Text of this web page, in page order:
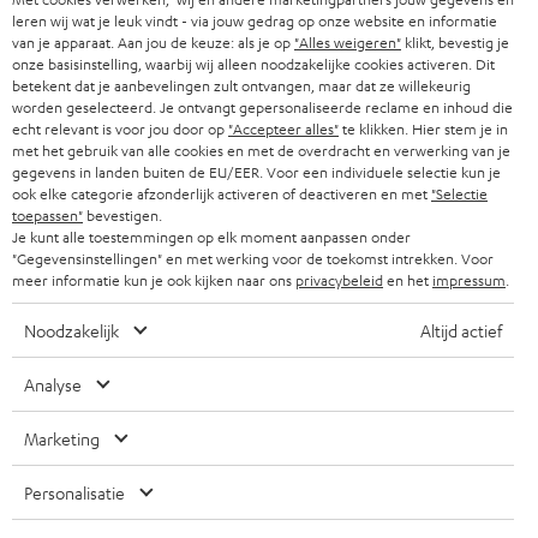
r
i
e
f
BLUETOOTH
KOPTELEFOONS
BLUETOOTH KOPTELEFOONS
COMPLETE SETS
SPEAKERS
ULTIMA
IN-EAR
FANSHOP
NIEUWKOMERS
PARTNERPROGRAMMA
BLOG
NEWSLETTER
STORES
TEUFEL VOORDELEN
ZWITSERLAND
NEDERLAND
BELGIË
FRANKRIJK
POLEN
ITALIË
USA
'Kennelijke' (typ)fouten voorbehouden. De op de foto's afgebeelde
accessoires zijn niet bij de levering inbegrepen. Eventuele
©2026 Lautsprecher Teufel GmbH - All rights reserved.
leren wij wat je leuk vindt - via jouw gedrag op onze website en informatie
van je apparaat. Aan jou de keuze: als je op "Alles weigeren" klikt, bevestig je
onze basisinstelling, waarbij wij alleen noodzakelijke cookies activeren. Dit
betekent dat je aanbevelingen zult ontvangen, maar dat ze willekeurig
worden geselecteerd. Je ontvangt gepersonaliseerde reclame en inhoud die
echt relevant is voor jou door op "Accepteer alles"te klikken. Hier stem je in
met het gebruik van alle cookies en met de overdracht en verwerking van je
gegevens in landen buiten de EU/EER. Voor een individuele selectie kun je
ook elke categorie afzonderlijk activeren of deactiveren en met "Selectie
toepassen" bevestigen.
Je kunt alle toestemmingen op elk moment aanpassen onder
"Gegevensinstellingen" en met werking voor de toekomst intrekken. Voor
meer informatie kun je ook kijken naar ons privacybeleiden het impressum
Noodzakelijk Altijd actief
Analyse
Marketing
Personalisatie